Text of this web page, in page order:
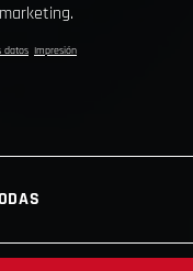
datos Impresión